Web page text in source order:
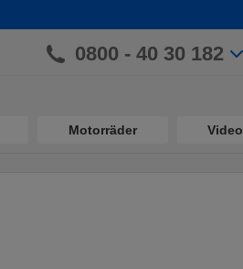
0800 - 40 30 182
Motorräder Video